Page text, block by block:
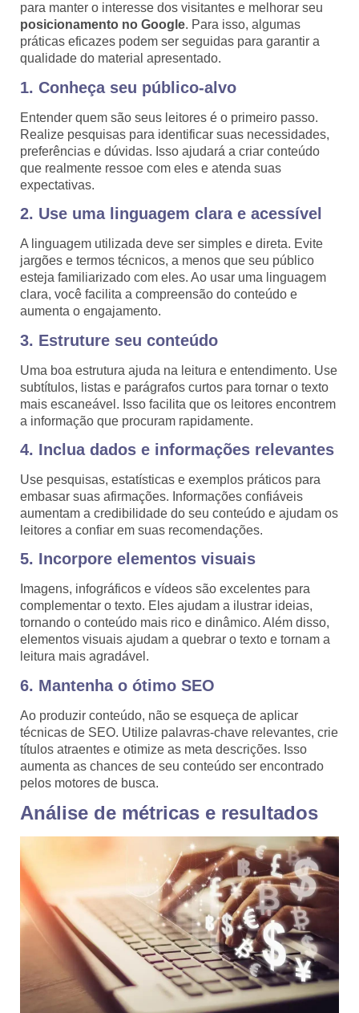
para manter o interesse dos visitantes e melhorar seu
posicionamento no Google. Para isso, algumas
práticas eficazes podem ser seguidas para garantir a
qualidade do material apresentado.
1. Conheça seu público-alvo
Entender quem são seus leitores é o primeiro passo.
Realize pesquisas para identificar suas necessidades,
preferências e dúvidas. Isso ajudará a criar conteúdo
que realmente ressoe com eles e atenda suas
expectativas.
2. Use uma linguagem clara e acessível
A linguagem utilizada deve ser simples e direta. Evite
jargões e termos técnicos, a menos que seu público
esteja familiarizado com eles. Ao usar uma linguagem
clara, você facilita a compreensão do conteúdo e
aumenta o engajamento.
3. Estruture seu conteúdo
Uma boa estrutura ajuda na leitura e entendimento. Use
subtítulos, listas e parágrafos curtos para tornar o texto
mais escaneável. Isso facilita que os leitores encontrem
a informação que procuram rapidamente.
4. Inclua dados e informações relevantes
Use pesquisas, estatísticas e exemplos práticos para
embasar suas afirmações. Informações confiáveis
aumentam a credibilidade do seu conteúdo e ajudam os
leitores a confiar em suas recomendações.
5. Incorpore elementos visuais
Imagens, infográficos e vídeos são excelentes para
complementar o texto. Eles ajudam a ilustrar ideias,
tornando o conteúdo mais rico e dinâmico. Além disso,
elementos visuais ajudam a quebrar o texto e tornam a
leitura mais agradável.
6. Mantenha o ótimo SEO
Ao produzir conteúdo, não se esqueça de aplicar
técnicas de SEO. Utilize palavras-chave relevantes, crie
títulos atraentes e otimize as meta descrições. Isso
aumenta as chances de seu conteúdo ser encontrado
pelos motores de busca.
Análise de métricas e resultados